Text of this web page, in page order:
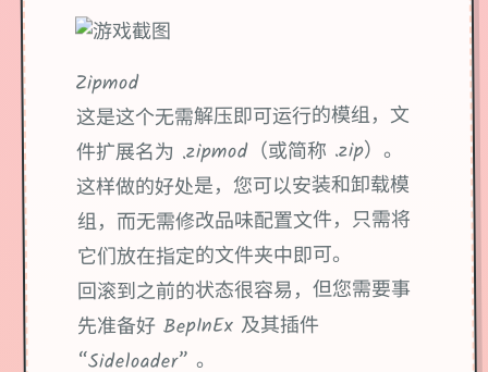
Zipmod
这是这个无需解压即可运行的模组，文
件扩展名为 .zipmod（或简称 .zip）。
这样做的好处是，您可以安装和卸载模
组，而无需修改品味配置文件，只需将
它们放在指定的文件夹中即可。
回滚到之前的状态很容易，但您需要事
先准备好 BepInEx 及其插件
“Sideloader” 。